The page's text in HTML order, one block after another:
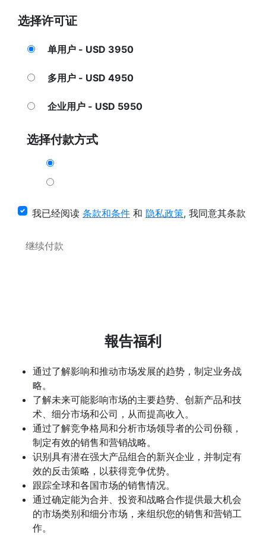
选择许可证
单用户 - USD 3950
多用户 - USD 4950
企业用户 - USD 5950
选择付款方式
我已经阅读 条款和条件 和 隐私政策, 我同意其条款
继续付款
報告福利
通过了解影响和推动市场发展的趋势，制定业务战
略。
了解未来可能影响市场的主要趋势、创新产品和技
术、细分市场和公司，从而提高收入。
通过了解竞争格局和分析市场领导者的公司份额，
制定有效的销售和营销战略。
识别具有潜在强大产品组合的新兴企业，并制定有
效的反击策略，以获得竞争优势。
跟踪全球和各国市场的销售情况。
通过确定能为合并、投资和战略合作提供最大机会
的市场类别和细分市场，来组织您的销售和营销工
作。